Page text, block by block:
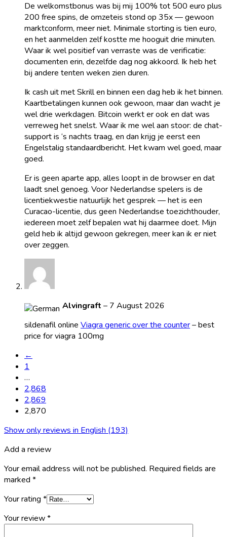
De welkomstbonus was bij mij 100% tot 500 euro plus
200 free spins, de omzeteis stond op 35x — gewoon
marktconform, meer niet. Minimale storting is tien euro,
en het aanmelden zelf kostte me hooguit drie minuten.
Waar ik wel positief van verraste was de verificatie:
documenten erin, dezelfde dag nog akkoord. Ik heb het
bij andere tenten weken zien duren.
Ik cash uit met Skrill en binnen een dag heb ik het binnen.
Kaartbetalingen kunnen ook gewoon, maar dan wacht je
wel drie werkdagen. Bitcoin werkt er ook en dat was
verreweg het snelst. Waar ik me wel aan stoor: de chat-
support is ‘s nachts traag, en dan krijg je eerst een
Engelstalig standaardbericht. Het kwam wel goed, maar
goed.
Er is geen aparte app, alles loopt in de browser en dat
laadt snel genoeg. Voor Nederlandse spelers is de
licentiekwestie natuurlijk het gesprek — het is een
Curacao-licentie, dus geen Nederlandse toezichthouder,
iedereen moet zelf bepalen wat hij daarmee doet. Mijn
geld heb ik altijd gewoon gekregen, meer kan ik er niet
over zeggen.
Alvingraft – 7 August 2026
sildenafil online Viagra generic over the counter– best
price for viagra 100mg
←
1
…
2,868
2,869
2,870
Show only reviews in English (193)
Add a review
Your email address will not be published. Required fields are
marked *
Your rating *
Your review*